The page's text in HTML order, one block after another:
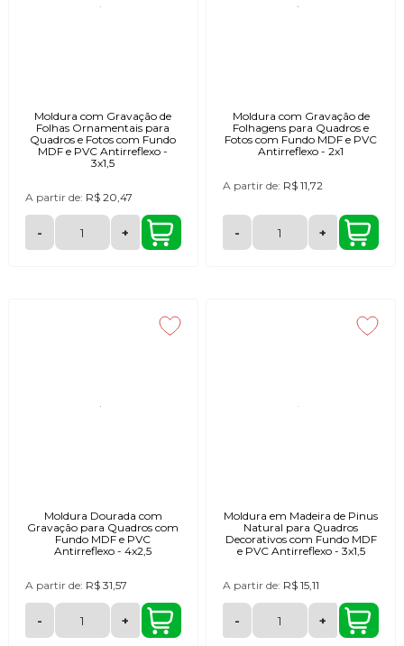
Moldura com Gravação de
Folhas Ornamentais para
Quadros e Fotos com Fundo
MDF e PVC Antirreflexo -
3x1,5
A partir de: R$ 20,47
- +
Moldura com Gravação de
Folhagens para Quadros e
Fotos com Fundo MDF e PVC
Antirreflexo - 2x1
A partir de: R$ 11,72
- +
Moldura Dourada com
Gravação para Quadros com
Fundo MDF e PVC
Antirreflexo - 4x2,5
A partir de: R$ 31,57
- +
Moldura em Madeira de Pinus
Natural para Quadros
Decorativos com Fundo MDF
e PVC Antirreflexo - 3x1,5
A partir de: R$ 15,11
- +